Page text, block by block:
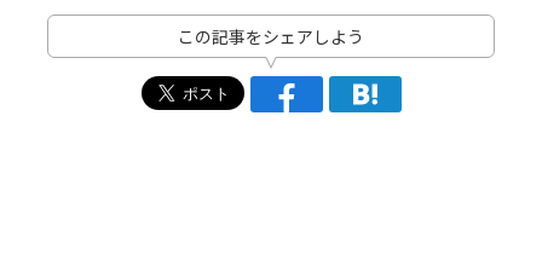
この記事をシェアしよう